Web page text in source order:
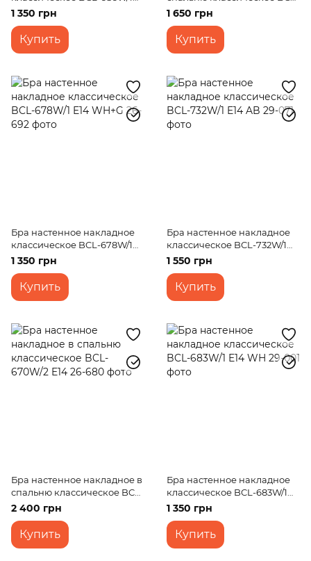
E14 WH
1 350 грн
Купить
671W/1 E14
1 650 грн
Купить
Бра настенное накладное
классическое BCL-678W/1
E14 WH+G
1 350 грн
Купить
Бра настенное накладное
классическое BCL-732W/1
E14 AB
1 550 грн
Купить
Бра настенное накладное в
спальню классическое BCL-
670W/2 E14
2 400 грн
Купить
Бра настенное накладное
классическое BCL-683W/1
E14 WH
1 350 грн
Купить